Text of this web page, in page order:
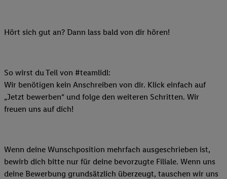
Hört sich gut an? Dann lass bald von dir hören!
So wirst du Teil von #teamlidl:
Wir benötigen kein Anschreiben von dir. Klick einfach auf
„Jetzt bewerben“ und folge den weiteren Schritten. Wir
freuen uns auf dich!
Wenn deine Wunschposition mehrfach ausgeschrieben ist,
bewirb dich bitte nur für deine bevorzugte Filiale. Wenn uns
deine Bewerbung grundsätzlich überzeugt, tauschen wir uns